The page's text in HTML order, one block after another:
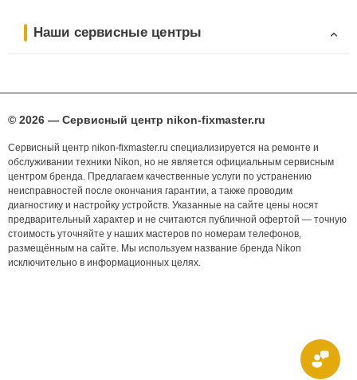
Наши сервисные центры
© 2026 — Сервисный центр nikon-fixmaster.ru
Сервисный центр nikon-fixmaster.ru специализируется на ремонте и
обслуживании техники Nikon, но не является официальным сервисным
центром бренда. Предлагаем качественные услуги по устранению
неисправностей после окончания гарантии, а также проводим
диагностику и настройку устройств. Указанные на сайте цены носят
предварительный характер и не считаются публичной офертой — точную
стоимость уточняйте у наших мастеров по номерам телефонов,
размещённым на сайте. Мы используем название бренда Nikon
исключительно в информационных целях.